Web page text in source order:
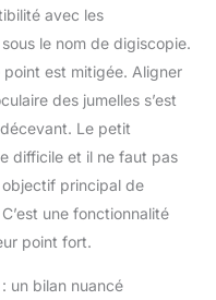
avec les
le nom de digiscopie.
est mitigée. Aligner
des jumelles s’est
Le petit
difficile et il ne faut pas
principal de
une fonctionnalité
point fort.
un bilan nuancé